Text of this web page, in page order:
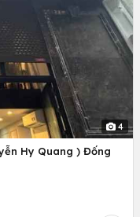
4
Hy Quang ) Đống